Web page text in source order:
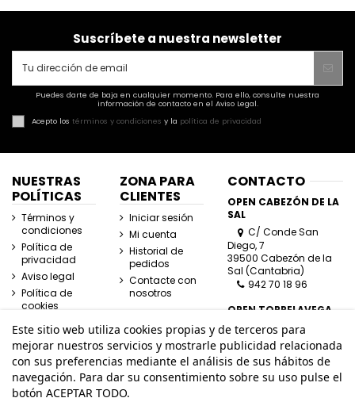
Suscríbete a nuestra newsletter
Puedes darte de baja en cualquier momento. Para ello, consulte nuestra
información de contacto en el Aviso Legal.
Acepto los términos y condiciones y la política de privacidad
NUESTRAS
POLÍTICAS
Términos y
condiciones
Política de
privacidad
Aviso legal
Política de
cookies
ZONA PARA
CLIENTES
Iniciar sesión
Mi cuenta
Historial de
pedidos
Contacte con
nosotros
CONTACTO
OPEN CABEZÓN DE LA
SAL
C/ Conde San
Diego, 7
39500 Cabezón de la
Sal (Cantabria)
942 70 18 96
OPEN TORRELAVEGA
C/ José Posada
Herrera, Esquina
Lasaga Larreta
39300 Torrelavega
(Cantabria)
Este sitio web utiliza cookies propias y de terceros para
mejorar nuestros servicios y mostrarle publicidad relacionada
con sus preferencias mediante el análisis de sus hábitos de
navegación. Para dar su consentimiento sobre su uso pulse el
botón ACEPTAR TODO.